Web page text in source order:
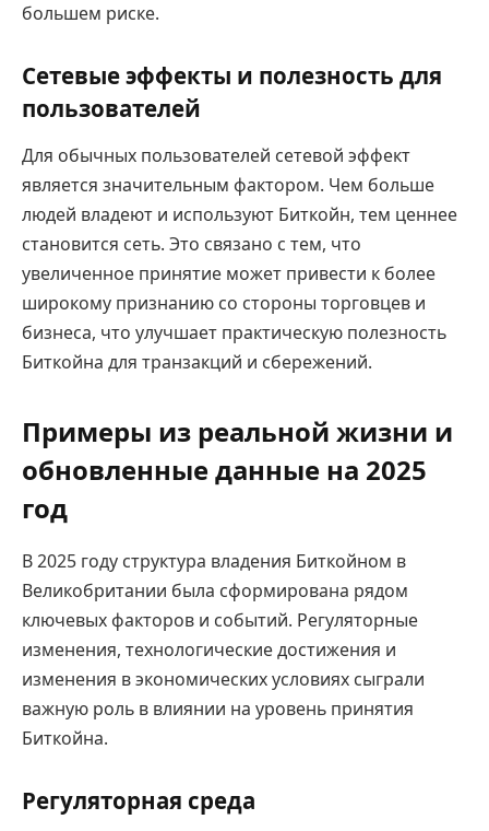
большем риске.
Сетевые эффекты и полезность для
пользователей
Для обычных пользователей сетевой эффект
является значительным фактором. Чем больше
людей владеют и используют Биткойн, тем ценнее
становится сеть. Это связано с тем, что
увеличенное принятие может привести к более
широкому признанию со стороны торговцев и
бизнеса, что улучшает практическую полезность
Биткойна для транзакций и сбережений.
Примеры из реальной жизни и
обновленные данные на 2025
год
В 2025 году структура владения Биткойном в
Великобритании была сформирована рядом
ключевых факторов и событий. Регуляторные
изменения, технологические достижения и
изменения в экономических условиях сыграли
важную роль в влиянии на уровень принятия
Биткойна.
Регуляторная среда